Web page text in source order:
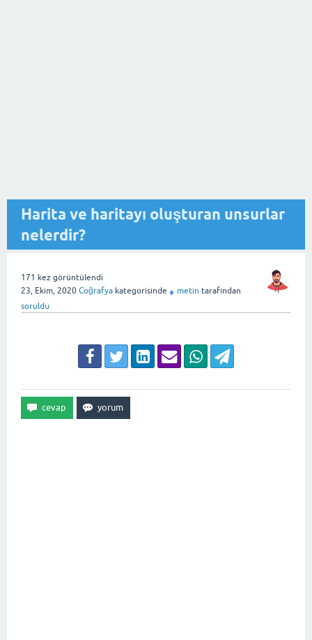
Harita ve haritayı oluşturan unsurlar
nelerdir?
171 kez görüntülendi
23, Ekim, 2020 Coğrafya kategorisinde ♦ metin tarafından
soruldu